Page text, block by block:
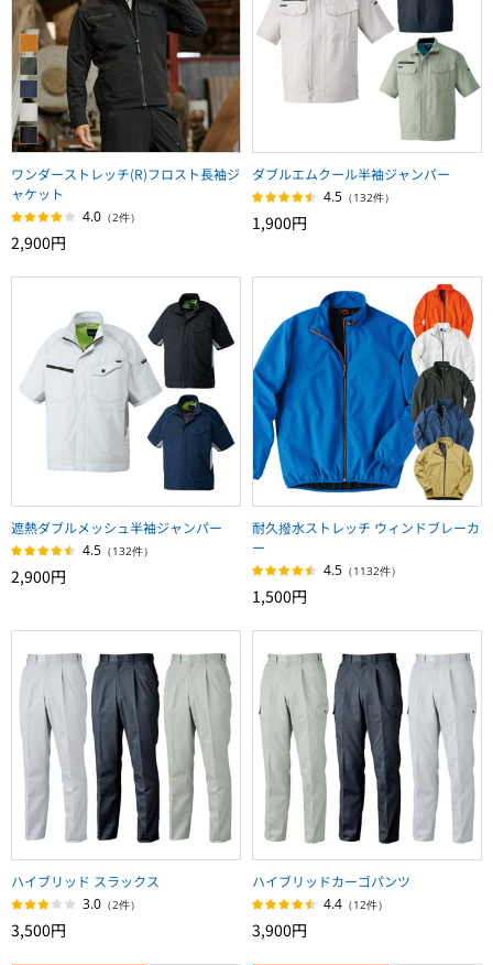
ワンダーストレッチ(R)フロスト長袖ジ
ャケット
4.0 （2件）
2,900円
ダブルエムクール半袖ジャンパー
4.5 （132件）
1,900円
遮熱ダブルメッシュ半袖ジャンパー
4.5 （132件）
2,900円
耐久撥水ストレッチ ウィンドブレーカ
ー
4.5 （1132件）
1,500円
ハイブリッド スラックス
3.0 （2件）
3,500円
ハイブリッドカーゴパンツ
4.4 （12件）
3,900円